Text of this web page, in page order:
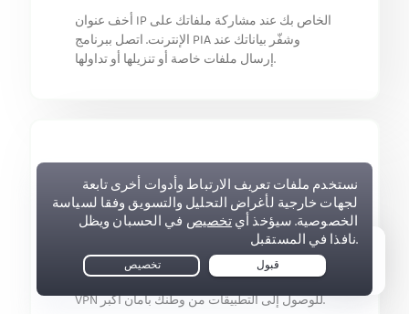
أخف عنوان IP الخاص بك عند مشاركة ملفاتك على
الإنترنت. اتصل ببرنامج PIA وشفّر بياناتك عند
إرسال ملفات خاصة أو تنزيلها أو تداولها.
الراحة عند السفر إلى الخارج
عندما تسافر خارج الولاية أو حول العالم، سترى
تغييرات في المحتوى المحلي. اتصل بخدمة PIA
VPN للوصول إلى التطبيقات من وطنك بأمان أكبر.